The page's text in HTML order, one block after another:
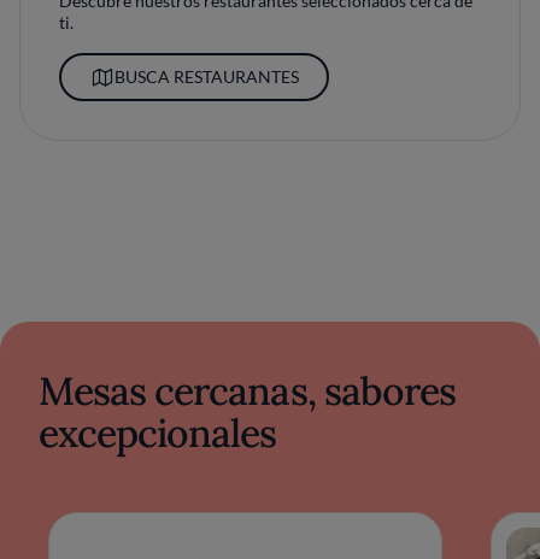
ti.
BUSCA RESTAURANTES
Mesas cercanas, sabores
excepcionales